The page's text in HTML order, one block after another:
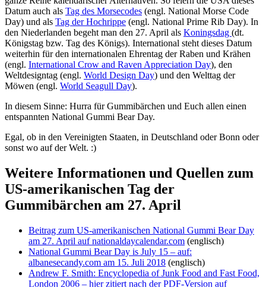
Datum auch als Tag des Morsecodes (engl. National Morse Code
Day) und als Tag der Hochrippe (engl. National Prime Rib Day). In
den Niederlanden begeht man den 27. April als Koningsdag (dt.
Königstag bzw. Tag des Königs). International steht dieses Datum
weiterhin für den internationalen Ehrentag der Raben und Krähen
(engl. International Crow and Raven Appreciation Day), den
Weltdesigntag (engl. World Design Day) und den Welttag der
Möwen (engl. World Seagull Day).
In diesem Sinne: Hurra für Gummibärchen und Euch allen einen
entspannten National Gummi Bear Day.
Egal, ob in den Vereinigten Staaten, in Deutschland oder Bonn oder
sonst wo auf der Welt. :)
Weitere Informationen und Quellen zum
US-amerikanischen Tag der
Gummibärchen am 27. April
Beitrag zum US-amerikanischen National Gummi Bear Day
am 27. April auf nationaldaycalendar.com (englisch)
National Gummi Bear Day is July 15 – auf:
albanesecandy.com am 15. Juli 2018 (englisch)
Andrew F. Smith: Encyclopedia of Junk Food and Fast Food,
London 2006 – hier zitiert nach der PDF-Version auf